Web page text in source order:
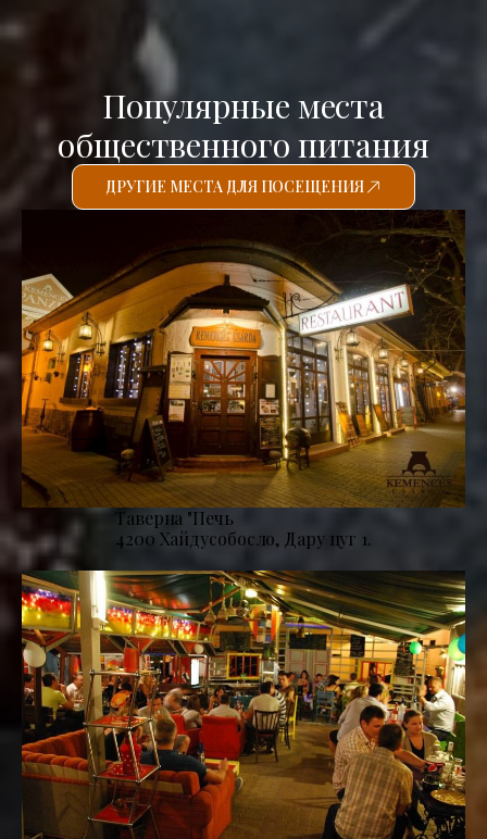
Популярные места
общественного питания
ДРУГИЕ МЕСТА ДЛЯ ПОСЕЩЕНИЯ
Таверна "Печь
4200 Хайдусобосло, Дару цуг 1.